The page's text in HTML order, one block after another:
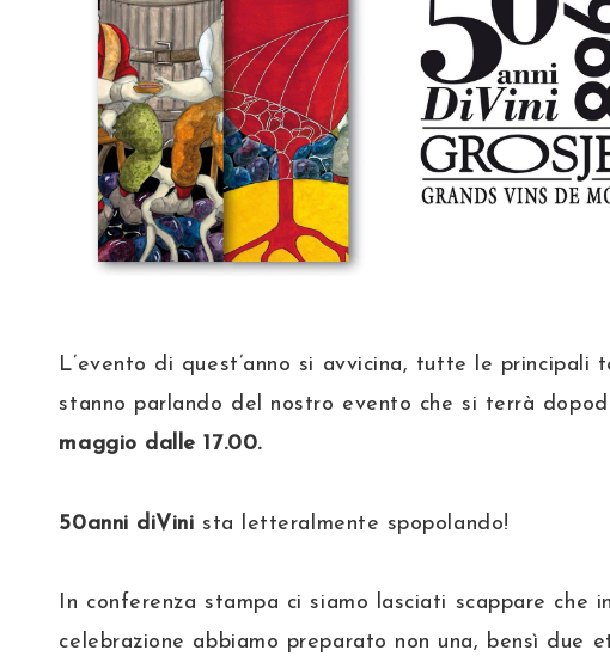
L’evento di quest’anno si avvicina, tutte le principali
stanno parlando del nostro evento che si terrà
maggio dalle 17.00.
50anni diVini sta letteralmente spopolando!
In conferenza stampa ci siamo lasciati scappare che
celebrazione abbiamo preparato non una, bensì due